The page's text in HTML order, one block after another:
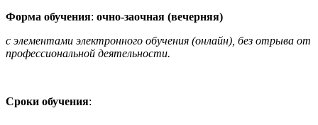
Форма обучения: очно-заочная (вечерняя)
с элементами электронного обучения (онлайн), без отрыва от
профессиональной деятельности.
Сроки обучения: